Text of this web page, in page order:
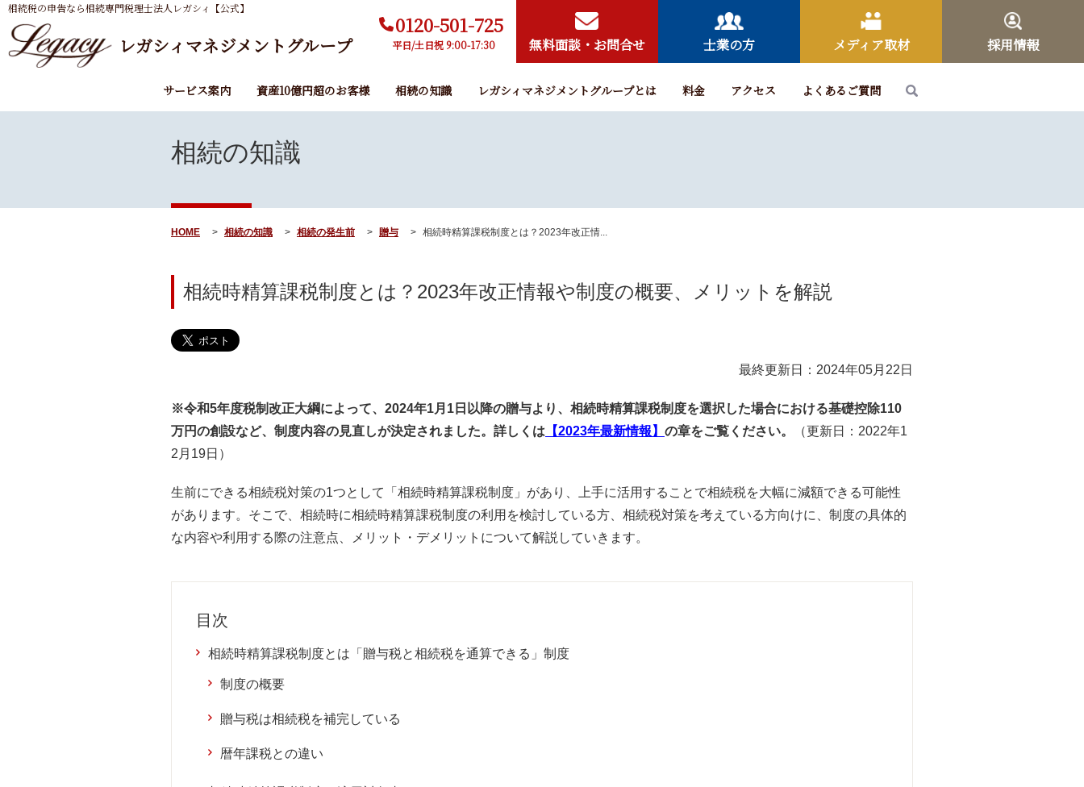
相続税の申告なら相続専門税理士法人レガシィ【公式】
レガシィマネジメントグループ
0120-501-725
平日/土日祝 9:00-17:30 無料面談・お問合せ 士業の方 メディア取材 採用情報
サービス案内 資産10億円超のお客様 相続の知識 レガシィマネジメントグループとは 料金 アクセス よくあるご質問
相続の知識
HOME 相続の知識 相続の発生前 贈与 相続時精算課税制度とは？2023年改正情...
相続時精算課税制度とは？2023年改正情報や制度の概要、メリットを解説
最終更新日：2024年05月22日
※令和5年度税制改正大綱によって、2024年1月1日以降の贈与より、相続時精算課税制度を選択した場合における基礎控除110
万円の創設など、制度内容の見直しが決定されました。詳しくは 【2023年最新情報】 の章をご覧ください。
（更新日：2022年1
2月19日）
生前にできる相続税対策の1つとして「相続時精算課税制度」があり、上手に活用することで相続税を大幅に減額できる可能性
があります。そこで、相続時に相続時精算課税制度の利用を検討している方、相続税対策を考えている方向けに、制度の具体的
な内容や利用する際の注意点、メリット・デメリットについて解説していきます。
目次
相続時精算課税制度とは「贈与税と相続税を通算できる」制度
制度の概要
贈与税は相続税を補完している
暦年課税との違い